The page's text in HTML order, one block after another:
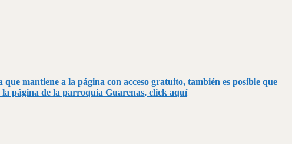
mantiene a la página con acceso gratuito, también es posible que
la página de la parroquia Guarenas, click aquí